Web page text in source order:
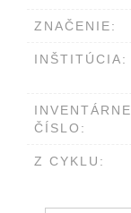
ZNAČENIE:
INŠTITÚCIA:
INVENTÁRNE
ČÍSLO:
Z CYKLU: